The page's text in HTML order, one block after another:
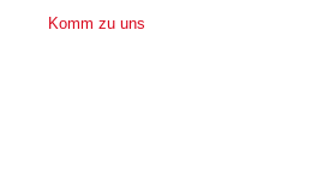
Komm zu uns